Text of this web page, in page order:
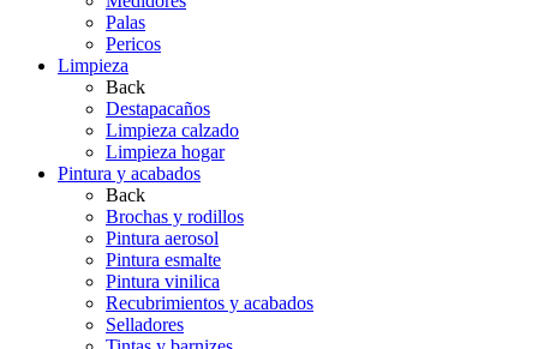
Palas
Pericos
Limpieza
Back
Destapacaños
Limpieza calzado
Limpieza hogar
Pintura y acabados
Back
Brochas y rodillos
Pintura aerosol
Pintura esmalte
Pintura vinilica
Recubrimientos y acabados
Selladores